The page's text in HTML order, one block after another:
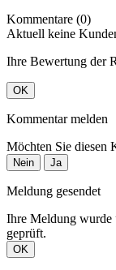
Kommentare (0)
Aktuell keine
Ihre Bewertung der
OK
Kommentar melden
Möchten Sie diesen
Nein Ja
Meldung gesendet
Ihre Meldung wurde
geprüft.
OK